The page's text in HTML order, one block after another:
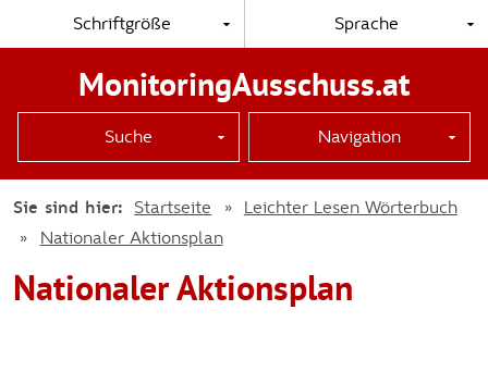
Schriftgröße Sprache
MonitoringAusschuss.at
Suche Navigation
Sie sind hier: Startseite
Leichter Lesen Wörterbuch
Nationaler Aktionsplan
Nationaler Aktionsplan